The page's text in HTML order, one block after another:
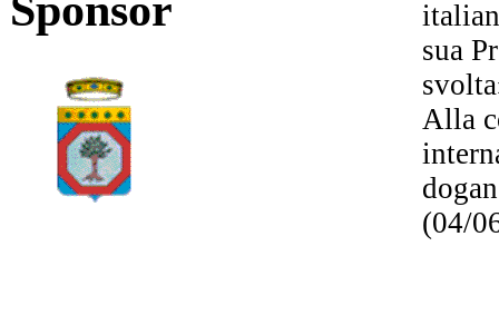
sua
Alla
(04/